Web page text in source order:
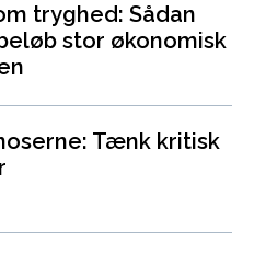
tryghed: Sådan
stor økonomisk
Tænk kritisk